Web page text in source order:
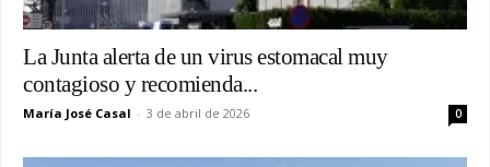
La Junta alerta de un virus estomacal muy
contagioso y recomienda...
María José Casal - 3 de abril de 2026 0